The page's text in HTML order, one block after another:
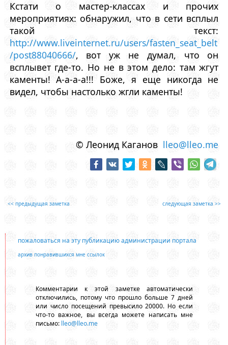
Кстати о мастер-классах и прочих
мероприятиях: обнаружил, что в сети всплыл
такой текст:
http://www.liveinternet.ru/users/fasten_seat_belt
/post88040666/, вот уж не думал, что он
всплывет где-то. Но не в этом дело: там жгут
каменты! А-а-а-а!!! Боже, я еще никогда не
видел, чтобы настолько жгли каменты!
© Леонид Каганов lleo@lleo.me
<< предыдущая заметка следующая заметка >>
пожаловаться на эту публикацию администрации портала
архив понравившихся мне ссылок
Комментарии к этой заметке автоматически
отключились, потому что прошло больше 7 дней
или число посещений превысило 20000. Но если
что-то важное, вы всегда можете написать мне
письмо: lleo@lleo.me